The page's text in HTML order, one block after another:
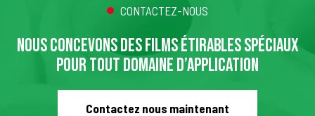
CONTACTEZ-NOUS
NOUS CONCEVONS DES FILMS ÉTIRABLES SPÉCIAUX
POUR TOUT DOMAINE D’APPLICATION
Contactez nous maintenant